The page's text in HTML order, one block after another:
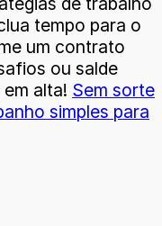
tempo para o
um contrato
ou salde
alta! Sem sorte
simples para